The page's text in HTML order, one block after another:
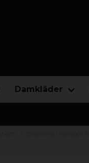
Damkläder